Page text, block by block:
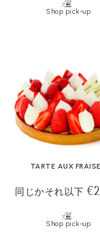
Shop pick-up
TARTE AUX
同じかそれ以下
Shop pick-up